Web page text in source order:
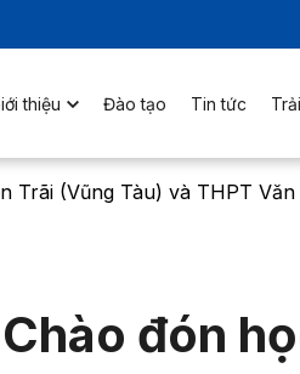
thiệu Đào tạo Tin tức
(Vũng Tàu) và THPT
đón